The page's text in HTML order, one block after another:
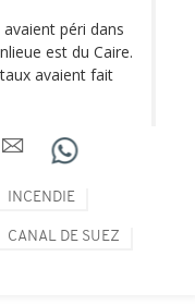
péri dans
est du Caire.
avaient fait
INCENDIE
CANAL DE SUEZ